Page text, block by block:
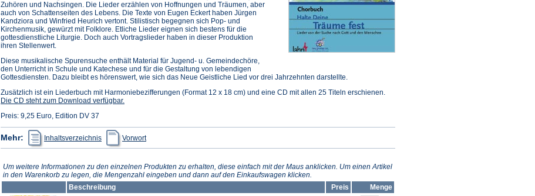
Zuhören und Nachsingen. Die Lieder erzählen von Hoffnungen und Träumen, aber
auch von Schattenseiten des Lebens. Die Texte von Eugen Eckert haben Jürgen
Kandziora und Winfried Heurich vertont. Stilistisch begegnen sich Pop- und
Kirchenmusik, gewürzt mit Folklore. Etliche Lieder eignen sich bestens für die
gottesdienstliche Liturgie. Doch auch Vortragslieder haben in dieser Produktion
ihren Stellenwert.
Diese musikalische Spurensuche enthält Material für Jugend- u. Gemeindechöre,
den Unterricht in Schule und Katechese und für die Gestaltung von lebendigen
Gottesdiensten. Dazu bleibt es hörenswert, wie sich das Neue Geistliche Lied vor drei Jahrzehnten darstellte.
Zusätzlich ist ein Liederbuch mit Harmoniebezifferungen (Format 12 x 18 cm) und eine CD mit allen 25 Titeln erschienen.
Die CD steht zum Download verfügbar.
Preis: 9,25 Euro, Edition DV 37
Mehr: Inhaltsverzeichnis
(Öffnet
in
einem
Tab)
Vorwortin
einem
Tab)
Um weitere Informationen zu den einzelnen Produkten zu erhalten, diese einfach mit der Maus anklicken. Um einen Artikel
in den Warenkorb zu legen, die Mengenzahl eingeben und dann auf den Einkaufswagen klicken.
Beschreibung
Preis
Menge